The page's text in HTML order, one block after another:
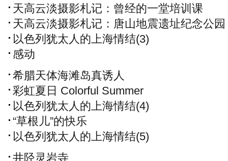
天高云淡摄影札记：曾经的一堂培训课
天高云淡摄影札记：唐山地震遗址纪念公园
以色列犹太人的上海情结(3)
感动
希腊天体海滩岛真诱人
彩虹夏日 Colorful Summer
以色列犹太人的上海情结(4)
“草根儿”的快乐
以色列犹太人的上海情结(5)
井陉灵岩寺